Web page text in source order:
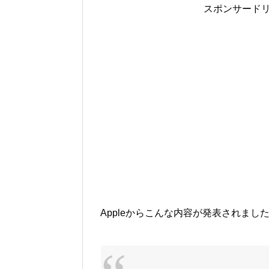
スポンサード
Appleからこんな内容が発表されました